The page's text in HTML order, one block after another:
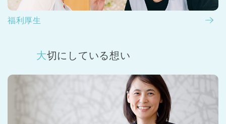
福利厚生
大切にしている想い